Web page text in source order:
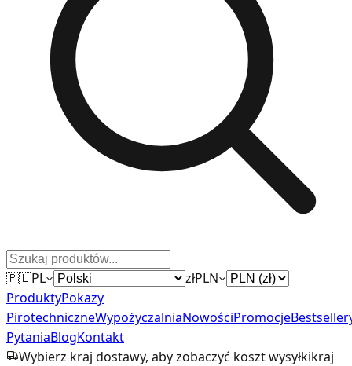
🇵🇱PL złPLN
ProduktyPokazy
PirotechniczneWypożyczalniaNowościPromocje
PytaniaBlogKontakt
Wybierz kraj dostawy, aby zobaczyć koszt wysyłkikraj